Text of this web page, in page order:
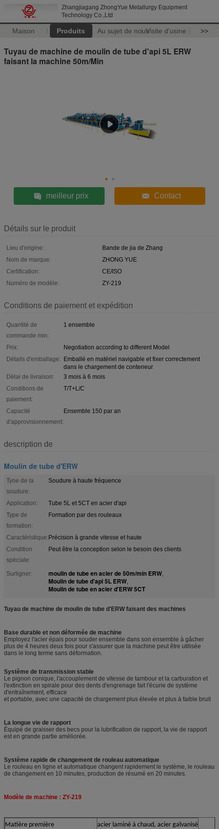
Zhangjiagang ZhongYue Metallurgy Equipment
Technology Co.,Ltd
Maison Produits Au sujet de nousVisite d'usine >>
Tuyau de machine de moulin de tube d'api 5L ERW
faisant la machine 50m/Min
meilleur prix Contact
Détails sur le produit
Lieu d'origine:
Bande de jia de Zhang
Nom de marque:
ZHONG YUE
Certification:
CE/ISO
Numéro de modèle:
ZY-219
Conditions de paiement et expédition
Quantité de
commande min:
1 ensemble
Prix:
Negotiation according to different Model
Détails d'emballage: Emballé en matériel navigable et fixer correctement
dans le chargement de conteneur
Délai de livraison:
3 mois à 6 mois
Conditions de
paiement:
T/T+L/C
Capacité
d'approvisionnement:
Ensemble 150 par an
description de
Moulin de tube d'ERW
Tyoe de la
soudure:
Soudure à haute fréquence
Application:
Tube 5L et 5CT en acier d'api
Type de
formation:
Formation par des rouleaux
Caractéristique:Précision à grande vitesse et haute
Condition
spéciale:
Peut être la conception selon le besoin des clients
Surligner: moulin de tube en acier de 50m/min ERW,
Moulin de tube d'api 5L ERW,
Moulin de tube en acier d'ERW 5CT
Tuyau de machine de moulin de tube d'ERW faisant des machines
Base durable et non déformée de machine
Employez l'acier épais pour souder ensemble dans son ensemble à gâcher
plus de 4 heures deux fois pour s'assurer que la machine peut être utilisée
dans le long terme sans déformation.
Système de transmission stable
Le pignon conique, l'accouplement de vitesse de tambour et la carburation et
l'extinction en spirale pour des dents d'engrenage fait l'écurie de système
d'entraînement, efficace
et portable, avec une capacité de chargement plus élevée et plus à faible bruit
La longue vie de rapport
Équipé de graisser des becs pour la lubrification de rapport, la vie de rapport
est en grande partie améliorée.
Système rapide de changement de rouleau automatique
Le rouleau en ligne et automatique changent rapidement le système, le rouleau
de changement en 10 minutes, production de résumé en 20 minutes.
Modèle de machine : ZY-219
Matière première
acier laminé à chaud, acier galvanisé